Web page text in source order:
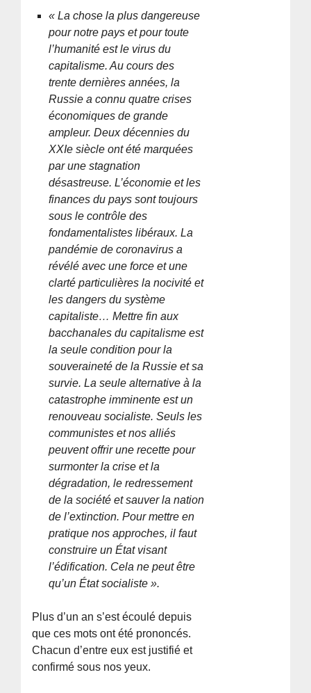
« La chose la plus dangereuse
pour notre pays et pour toute
l’humanité est le virus du
capitalisme. Au cours des
trente dernières années, la
Russie a connu quatre crises
économiques de grande
ampleur. Deux décennies du
XXIe siècle ont été marquées
par une stagnation
désastreuse. L’économie et les
finances du pays sont toujours
sous le contrôle des
fondamentalistes libéraux. La
pandémie de coronavirus a
révélé avec une force et une
clarté particulières la nocivité et
les dangers du système
capitaliste… Mettre fin aux
bacchanales du capitalisme est
la seule condition pour la
souveraineté de la Russie et sa
survie. La seule alternative à la
catastrophe imminente est un
renouveau socialiste. Seuls les
communistes et nos alliés
peuvent offrir une recette pour
surmonter la crise et la
dégradation, le redressement
de la société et sauver la nation
de l’extinction. Pour mettre en
pratique nos approches, il faut
construire un État visant
l’édification. Cela ne peut être
qu’un État socialiste ».
Plus d’un an s’est écoulé depuis
que ces mots ont été prononcés.
Chacun d’entre eux est justifié et
confirmé sous nos yeux.